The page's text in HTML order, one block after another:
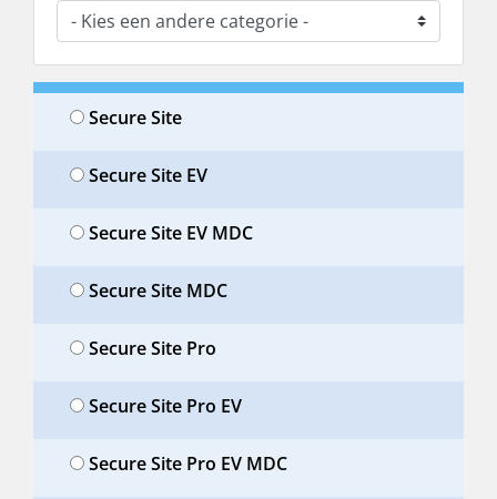
Secure Site
Secure Site EV
Secure Site EV MDC
Secure Site MDC
Secure Site Pro
Secure Site Pro EV
Secure Site Pro EV MDC